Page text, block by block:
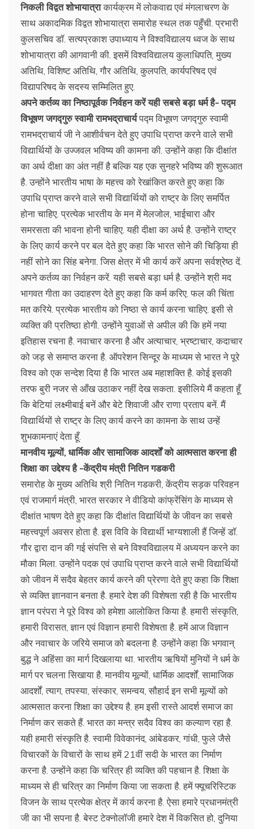
निकली विद्वत शोभायात्राकार्यक्रम में लोकवाद्य एवं मंगलाचरण के
साथ अकादमिक विद्वत शोभायात्रा समारोह स्थल तक पहुँची. प्रभारी
कुलसचिव डॉ. सत्यप्रकाश उपाध्याय ने विश्वविद्यालय ध्वज के साथ
शोभायात्रा की आगवानी की. इसमें विश्वविद्यालय कुलाधिपति, मुख्य
अतिथि, विशिष्ट अतिथि, गौर अतिथि, कुलपति, कार्यपरिषद एवं
विद्यापरिषद के सदस्य सम्मिलित हुए.
अपने कर्तव्य का निष्ठापूर्वक निर्वहन करें यही सबसे बड़ा धर्म है- पद्म
विभूषण जगद्गुरु स्वामी रामभद्राचार्यपद्म विभूषण जगद्गुरु स्वामी
रामभद्राचार्य जी ने आशीर्वचन देते हुए उपाधि प्राप्त करने वाले सभी
विद्यार्थियों के उज्जवल भविष्य की कामना की. उन्होंने कहा कि दीक्षांत
का अर्थ दीक्षा का अंत नहीं है बल्कि यह एक सुनहरे भविष्य की शुरूआत
है. उन्होंने भारतीय भाषा के महत्त्व को रेखांकित करते हुए कहा कि
उपाधि प्राप्त करने वाले सभी विद्यार्थियों को राष्ट्र के लिए समर्पित
होना चाहिए. प्रत्येक भारतीय के मन में मेलजोल, भाईचारा और
समरसता की भावना होनी चाहिए. यही दीक्षा का अर्थ है. उन्होंने राष्ट्र
के लिए कार्य करने पर बल देते हुए कहा कि भारत सोने की चिड़िया ही
नहीं सोने का सिंह बनेगा. जिस क्षेत्र में भी कार्य करें अपना सर्वश्रेष्ठ दें.
अपने कर्तव्य का निर्वहन करें. यही सबसे बड़ा धर्म है. उन्होंने श्री मद
भागवत गीता का उदाहरण देते हुए कहा कि कर्म करिए. फल की चिंता
मत करिये. प्रत्येक भारतीय को निष्ठा से कार्य करना चाहिए. इसी से
व्यक्ति की प्रतिष्ठा होगी. उन्होंने युवाओं से अपील की कि हमें नया
इतिहास रचना है. नवाचार करना है और अत्याचार, भ्रष्टाचार, कदाचार
को जड़ से समाप्त करना है. ऑपरेशन सिन्दूर के माध्यम से भारत ने पूरे
विश्व को एक सन्देश दिया है कि भारत अब महाशक्ति है. कोई इसकी
तरफ बुरी नजर से आँख उठाकर नहीं देख सकता. इसीलिये मैं कहता हूँ
कि बेटियां लक्ष्मीबाई बनें और बेटे शिवाजी और राणा प्रताप बनें. मैं
विद्यार्थियों से राष्ट्र के लिए कार्य करने का कामना के साथ उन्हें
शुभकामनाएं देता हूँ.
मानवीय मूल्यों, धार्मिक और सामाजिक आदर्शों को आत्मसात करना ही
शिक्षा का उद्देश्य है -केंद्रीय मंत्री नितिन गडकरी
समारोह के मुख्य अतिथि श्री नितिन गडकरी, केंद्रीय सड़क परिवहन
एवं राजमार्ग मंत्री, भारत सरकार ने वीडियो कांफ्रेंसिंग के माध्यम से
दीक्षांत भाषण देते हुए कहा कि दीक्षांत विद्यार्थियों के जीवन का सबसे
महत्त्वपूर्ण अवसर होता है. इस विवि के विद्यार्थी भाग्यशाली हैं जिन्हें डॉ.
गौर द्वारा दान की गई संपत्ति से बने विश्वविद्यालय में अध्ययन करने का
मौका मिला. उन्होंने पदक एवं उपाधि प्राप्त करने वाले सभी विद्यार्थियों
को जीवन में सदैव बेहतर कार्य करने की प्रेरणा देते हुए कहा कि शिक्षा
से व्यक्ति ज्ञानवान बनता है. हमारे देश की विशेषता रही है कि भारतीय
ज्ञान परंपरा ने पूरे विश्व को हमेशा आलोकित किया है. हमारी संस्कृति,
हमारी विरासत, ज्ञान एवं विज्ञान हमारी विशेषता है. हमें आज विज्ञान
और नवाचार के जरिये समाज को बदलना है. उन्होंने कहा कि भगवान्
बुद्ध ने अहिंसा का मार्ग दिखलाया था. भारतीय ऋषियों मुनियों ने धर्म के
मार्ग पर चलना सिखाया है. मानवीय मूल्यों, धार्मिक आदर्शों, सामाजिक
आदर्शों, त्याग, तपस्या, संस्कार, समन्वय, सौहार्द इन सभी मूल्यों को
आत्मसात करना शिक्षा का उद्देश्य है. हम इसी रास्ते आदर्श समाज का
निर्माण कर सकते हैं. भारत का मन्त्र सदैव विश्व का कल्याण रहा है.
यही हमारी संस्कृति है. स्वामी विवेकानंद, आंबेडकर, गांधी, फुले जैसे
विचारकों के विचारों के साथ हमें 21वीं सदी के भारत का निर्माण
करना है. उन्होंने कहा कि चरित्र ही व्यक्ति की पहचान है. शिक्षा के
माध्यम से ही चरित्र का निर्माण किया जा सकता है. हमें फ्यूचरिस्टिक
विजन के साथ प्रत्येक क्षेत्र में कार्य करना है. ऐसा हमारे प्रधानमंत्री
जी का भी सपना है. बेस्ट टेक्नोलॉजी हमारे देश में विकसित हो, दुनिया